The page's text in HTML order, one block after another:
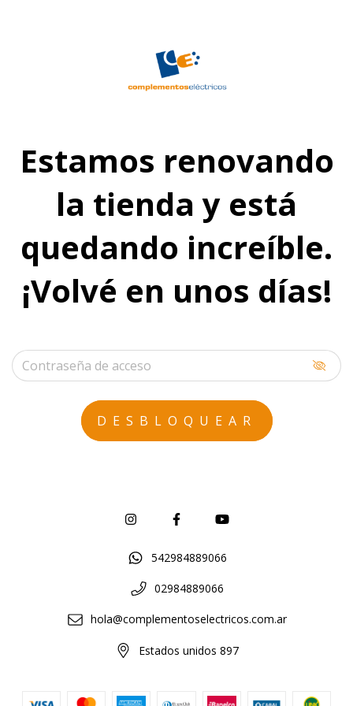
Estamos renovando
la tienda y está
quedando increíble.
¡Volvé en unos días!
542984889066
02984889066
hola@complementoselectricos.com.ar
Estados unidos 897